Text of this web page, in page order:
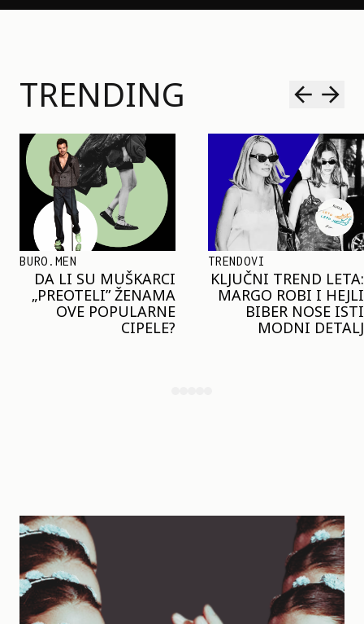
TRENDING
TRENDOVI
KLJUČNI TREND LETA:
MARGO ROBI I HEJLI
BIBER NOSE ISTI
MODNI DETALJ
SHOPPING
JOŠ JE RANO ZA JAKNE
– ALI U RESERVED JE
STIGAO MODEL KOJI
ĆE BITI VELIKI TREND